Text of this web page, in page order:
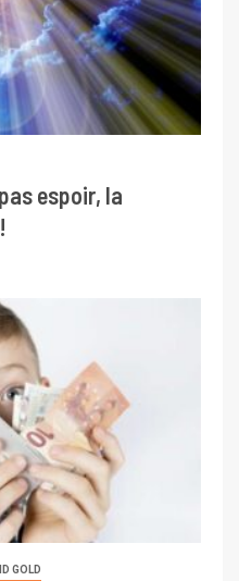
espoir, la
GOLD